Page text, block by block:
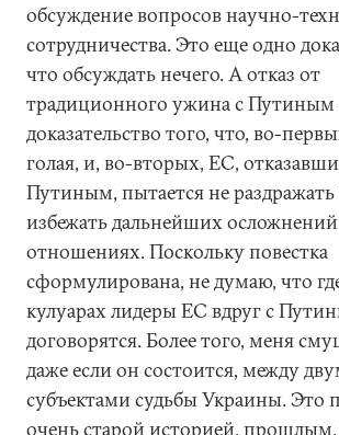
обсуждение вопросов научно-
сотрудничества. Это еще одно
что обсуждать нечего. А отказ от
традиционного ужина с
доказательство того, что, во-
голая, и, во-вторых, ЕС,
Путиным, пытается не
избежать дальнейших
отношениях. Поскольку повестка
сформулирована, не думаю, что
кулуарах лидеры ЕС вдруг с
договорятся. Более того, меня
даже если он состоится, между
субъектами судьбы Украины. Это
очень старой историей, прошлым,